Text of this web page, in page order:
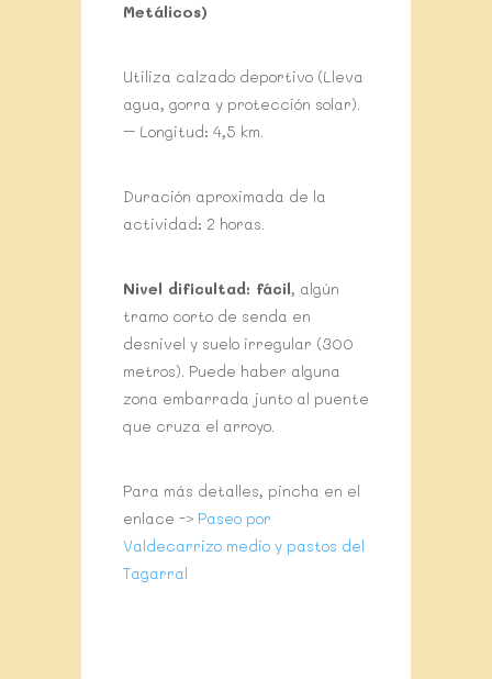
Metálicos)
Utiliza calzado deportivo (Lleva
agua, gorra y protección solar).
– Longitud: 4,5 km.
Duración aproximada de la
actividad: 2 horas.
Nivel dificultad: fácil, algún
tramo corto de senda en
desnivel y suelo irregular (300
metros). Puede haber alguna
zona embarrada junto al puente
que cruza el arroyo.
Para más detalles, pincha en el
enlace -> Paseo por
Valdecarrizo medio y pastos del
Tagarral